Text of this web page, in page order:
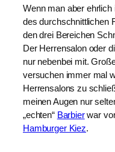
Wenn man aber
des durchschnittlichen
den drei Bereichen
Der Herrensalon oder
nur nebenbei mit.
versuchen immer mal
Herrensalons zu
meinen Augen nur
„echten“ Barbier war
Hamburger Kiez.